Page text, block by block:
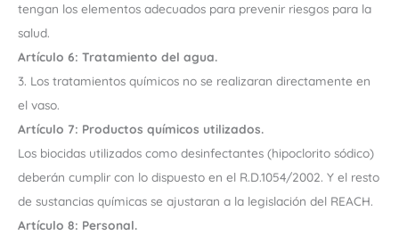
tengan los elementos adecuados para prevenir riesgos para la
salud.
Artículo 6: Tratamiento del agua.
3. Los tratamientos químicos no se realizaran directamente en
el vaso.
Artículo 7: Productos químicos utilizados.
Los biocidas utilizados como desinfectantes (hipoclorito sódico)
deberán cumplir con lo dispuesto en el R.D.1054/2002. Y el resto
de sustancias químicas se ajustaran a la legislación del REACH.
Artículo 8: Personal.